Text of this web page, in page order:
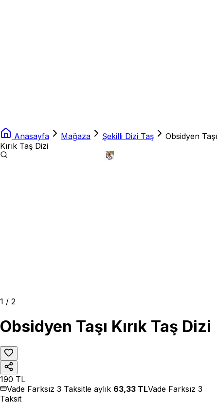
Anasayfa Mağaza Şekilli Dizi Taş
Obsidyen Taşı
Kırık Taş Dizi
1 / 2
Obsidyen Taşı Kırık Taş Dizi
190 TL
Vade Farksız 3 Taksitle aylık 63,33 TLVade Farksız 3
Taksit